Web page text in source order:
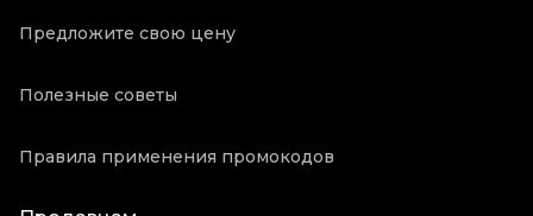
Предложите свою цену
Полезные советы
Правила применения промокодов